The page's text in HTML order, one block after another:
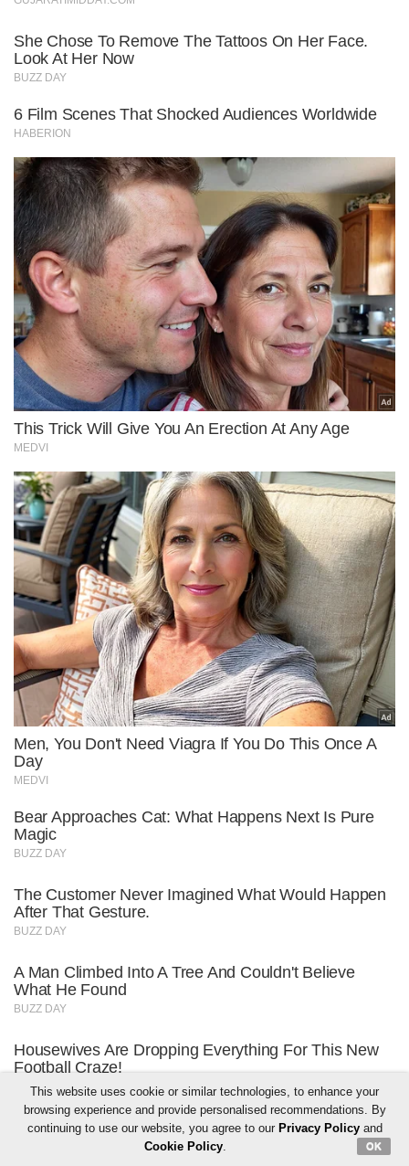
This website uses cookie or similar technologies, to enhance your
browsing experience and provide personalised recommendations. By
continuing to use our website, you agree to our Privacy Policyand
Cookie Policy. OK